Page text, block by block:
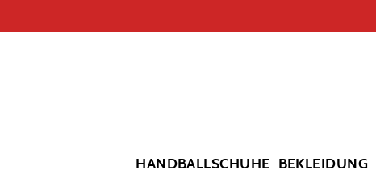
HANDBALLSCHUHE BEKLEIDUNG